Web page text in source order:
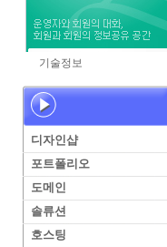
기술정보
디자인샵
포트폴리오
도메인
솔류션
호스팅